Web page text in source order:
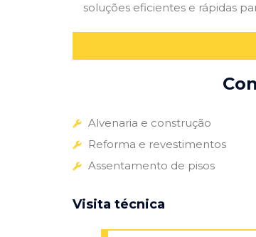
soluções eficientes e rápidas
Alvenaria e construção
Reforma e revestimentos
Assentamento de pisos
Visita técnica